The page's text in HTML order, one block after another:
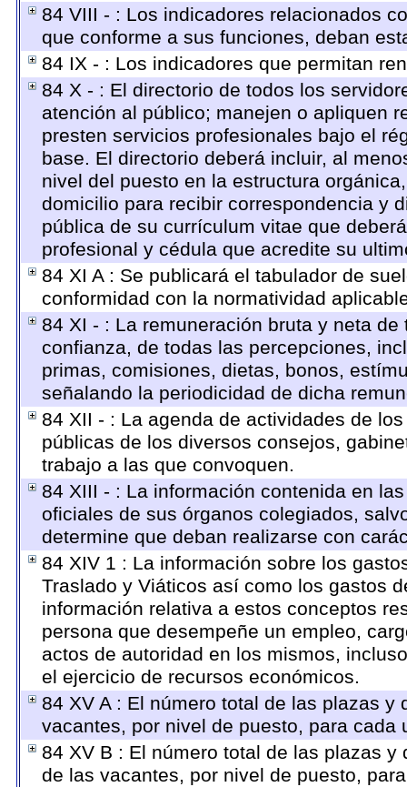
84 VIII - : Los indicadores relacionados
que conforme a sus funciones, deban
84 IX - : Los indicadores que permitan
84 X - : El directorio de todos los
atención al público; manejen o apliquen
presten servicios profesionales bajo el
base. El directorio deberá incluir, al
nivel del puesto en la estructura
domicilio para recibir correspondencia y
pública de su currículum vitae que
profesional y cédula que acredite su
84 XI A : Se publicará el tabulador de
conformidad con la normatividad
84 XI - : La remuneración bruta y neta
confianza, de todas las percepciones,
primas, comisiones, dietas, bonos,
señalando la periodicidad de dicha
84 XII - : La agenda de actividades de
públicas de los diversos consejos,
trabajo a las que convoquen.
84 XIII - : La información contenida en
oficiales de sus órganos colegiados,
determine que deban realizarse con
84 XIV 1 : La información sobre los
Traslado y Viáticos así como los gastos
información relativa a estos conceptos
persona que desempeñe un empleo,
actos de autoridad en los mismos,
el ejercicio de recursos económicos.
84 XV A : El número total de las plazas
vacantes, por nivel de puesto, para cada
84 XV B : El número total de las plazas
de las vacantes, por nivel de puesto,